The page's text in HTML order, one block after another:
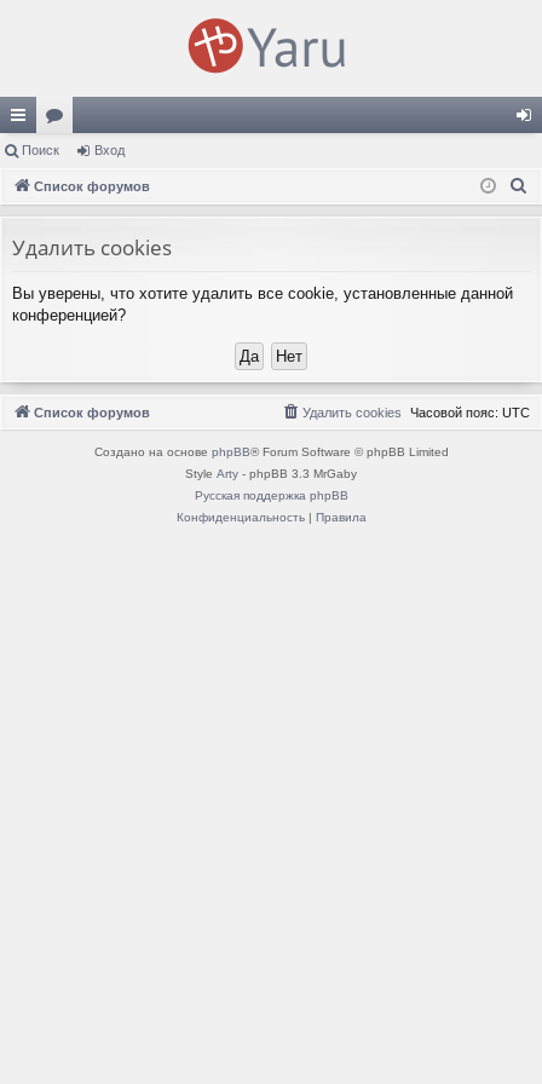
с
ы
и
ор
ум д
Поиск Вход
Список форумов
Удалить cookies
Вы уверены, что хотите удалить все cookie, установленные данной
конференцией?
Список форумов Часовой пояс: UTC
Удалить cookies
Создано на основе phpBB® Forum Software © phpBB Limited
Style Arty - phpBB 3.3 MrGaby
Русская поддержка phpBB
Конфиденциальность| Правила